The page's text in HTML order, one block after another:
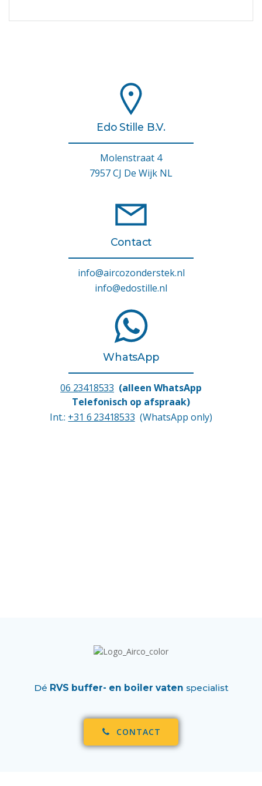
Edo Stille B.V.
Molenstraat 4
7957 CJ De Wijk NL
Contact
info@aircozonderstek.nl
info@edostille.nl
WhatsApp
06 23418533 (alleen WhatsApp
Telefonisch op afspraak)
Int.: +31 6 23418533 (WhatsApp only)
Dé RVS buffer- en boiler vaten specialist
CONTACT